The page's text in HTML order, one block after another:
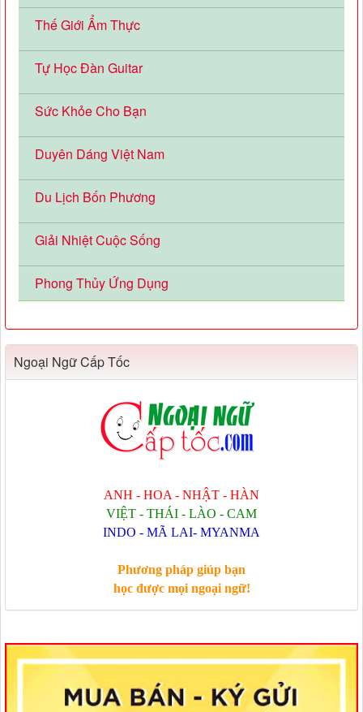
Thế Giới Ẩm Thực
Tự Học Đàn Guitar
Sức Khỏe Cho Bạn
Duyên Dáng Việt Nam
Du Lịch Bốn Phương
Giải Nhiệt Cuộc Sống
Phong Thủy Ứng Dụng
Ngoại Ngữ Cấp Tốc
ANH - HOA - NHẬT - HÀN
VIỆT - THÁI - LÀO - CAM
INDO - MÃ LAI- MYANMA
Phương pháp giúp bạn
học được mọi ngoại ngữ!